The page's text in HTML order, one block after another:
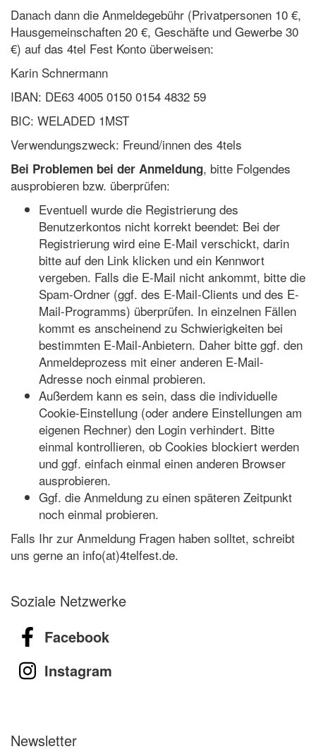
Danach dann die Anmeldegebühr (Privatpersonen 10 €,
Hausgemeinschaften 20 €, Geschäfte und Gewerbe 30
€) auf das 4tel Fest Konto überweisen:
Karin Schnermann
IBAN: DE63 4005 0150 0154 4832 59
BIC: WELADED 1MST
Verwendungszweck: Freund/innen des 4tels
Bei Problemen bei der Anmeldung, bitte Folgendes
ausprobieren bzw. überprüfen:
Eventuell wurde die Registrierung des
Benutzerkontos nicht korrekt beendet: Bei der
Registrierung wird eine E-Mail verschickt, darin
bitte auf den Link klicken und ein Kennwort
vergeben. Falls die E-Mail nicht ankommt, bitte die
Spam-Ordner (ggf. des E-Mail-Clients und des E-
Mail-Programms) überprüfen. In einzelnen Fällen
kommt es anscheinend zu Schwierigkeiten bei
bestimmten E-Mail-Anbietern. Daher bitte ggf. den
Anmeldeprozess mit einer anderen E-Mail-
Adresse noch einmal probieren.
Außerdem kann es sein, dass die individuelle
Cookie-Einstellung (oder andere Einstellungen am
eigenen Rechner) den Login verhindert. Bitte
einmal kontrollieren, ob Cookies blockiert werden
und ggf. einfach einmal einen anderen Browser
ausprobieren.
Ggf. die Anmeldung zu einen späteren Zeitpunkt
noch einmal probieren.
Falls Ihr zur Anmeldung Fragen haben solltet, schreibt
uns gerne an info(at)4telfest.de.
Soziale Netzwerke
Facebook
Instagram
Newsletter